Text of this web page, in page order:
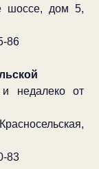
шоссе, дом 5,
86
и недалеко от
83